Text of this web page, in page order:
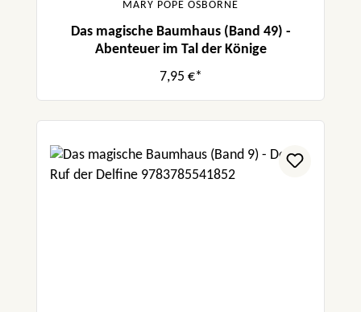
MARY POPE OSBORNE
Das magische Baumhaus (Band 49) -
Abenteuer im Tal der Könige
7,95 €*